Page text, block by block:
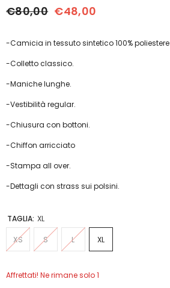
€80,00 €48,00
-Camicia in tessuto sintetico 100% poliestere
-Colletto classico.
-Maniche lunghe.
-Vestibilità regular.
-Chiusura con bottoni.
-Chiffon arricciato
-Stampa all over.
-Dettagli con strass sui polsini.
TAGLIA: XL
XS S L XL
Affrettati! Ne rimane solo 1